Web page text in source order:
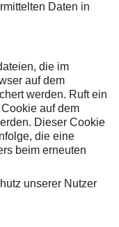
Daten in
die im
auf dem
werden. Ruft ein
auf dem
Dieser Cookie
die eine
beim erneuten
unserer Nutzer